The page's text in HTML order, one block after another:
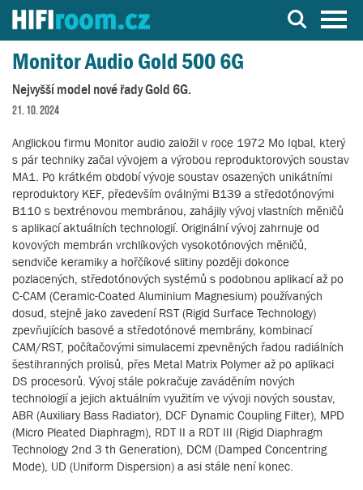
Server o Hi-Fi a AV technice
Monitor Audio Gold 500 6G
Nejvyšší model nové řady Gold 6G.
21. 10. 2024
Anglickou firmu Monitor audio založil v roce 1972 Mo Iqbal, který
s pár techniky začal vývojem a výrobou reproduktorových soustav
MA1. Po krátkém období vývoje soustav osazených unikátními
reproduktory KEF, především oválnými B139 a středotónovými
B110 s bextrénovou membránou, zahájily vývoj vlastních měničů
s aplikací aktuálních technologií. Originální vývoj zahrnuje od
kovových membrán vrchlíkových vysokotónových měničů,
sendviče keramiky a hořčíkové slitiny později dokonce
pozlacených, středotónových systémů s podobnou aplikací až po
C-CAM (Ceramic-Coated Aluminium Magnesium) používaných
dosud, stejně jako zavedení RST (Rigid Surface Technology)
zpevňujících basové a středotónové membrány, kombinací
CAM/RST, počítačovými simulacemi zpevněných řadou radiálních
šestihranných prolisů, přes Metal Matrix Polymer až po aplikaci
DS procesorů. Vývoj stále pokračuje zaváděním nových
technologií a jejich aktuálním využitím ve vývoji nových soustav,
ABR (Auxiliary Bass Radiator), DCF Dynamic Coupling Filter), MPD
(Micro Pleated Diaphragm), RDT II a RDT III (Rigid Diaphragm
Technology 2nd 3 th Generation), DCM (Damped Concentring
Mode), UD (Uniform Dispersion) a asi stále není konec.